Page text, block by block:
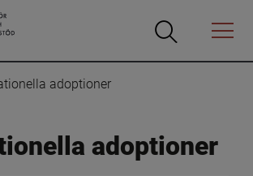
Öppna
Öppna
Menyn
adoptioner
adoptioner